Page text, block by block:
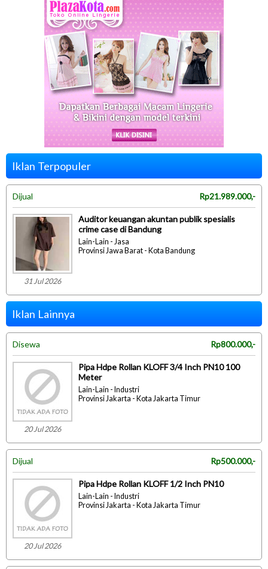
Iklan Terpopuler
Dijual Rp21.989.000,-
31 Jul 2026
Auditor keuangan akuntan publik spesialis
crime case di Bandung
Lain-Lain - Jasa
Provinsi Jawa Barat - Kota Bandung
Iklan Lainnya
Disewa Rp800.000,-
20 Jul 2026
Pipa Hdpe Rollan KLOFF 3/4 Inch PN10 100
Meter
Lain-Lain - Industri
Provinsi Jakarta - Kota Jakarta Timur
Dijual Rp500.000,-
20 Jul 2026
Pipa Hdpe Rollan KLOFF 1/2 Inch PN10
Lain-Lain - Industri
Provinsi Jakarta - Kota Jakarta Timur